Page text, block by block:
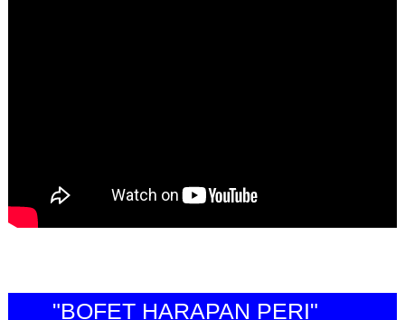
"BOFET HARAPAN PERI"